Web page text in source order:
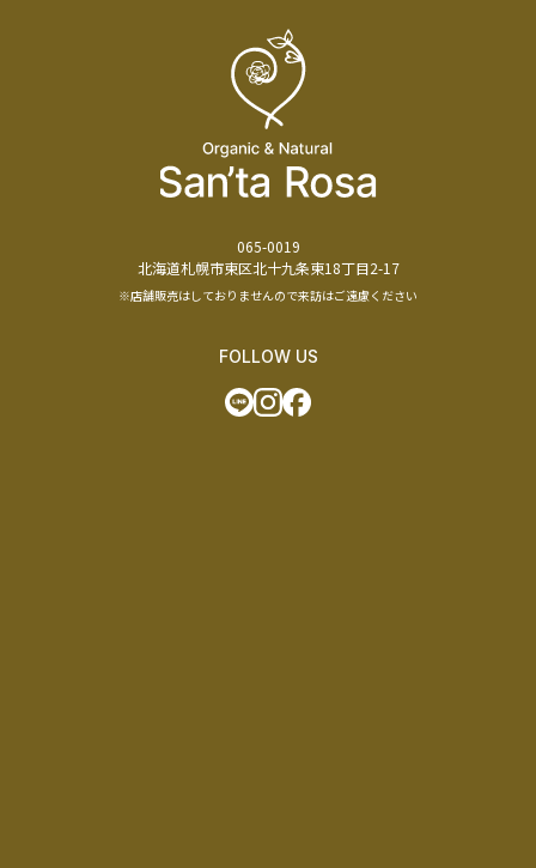
065-0019
北海道札幌市東区北十九条東18丁目2-17
※店舗販売はしておりませんので来訪はご遠慮ください
FOLLOW US